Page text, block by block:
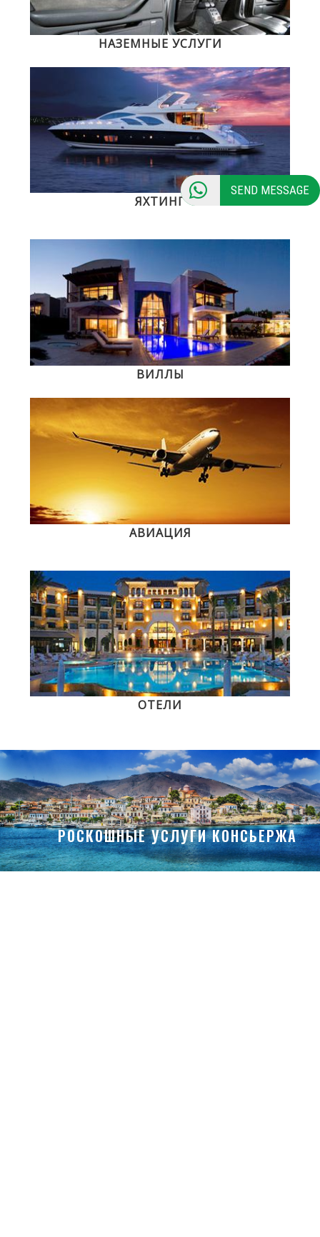
НАЗЕМНЫЕ УСЛУГИ
ЯХТИНГ
ВИЛЛЫ
АВИАЦИЯ
ОТЕЛИ
РОСКОШНЫЕ УСЛУГИ КОНСЬЕРЖА
SEND MESSAGE